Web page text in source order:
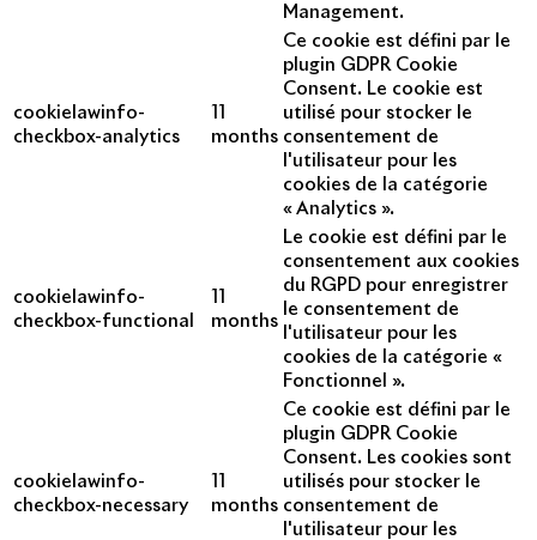
Management.
cookielawinfo-
checkbox-analytics
months
Ce cookie est défini par le
plugin GDPR Cookie
Consent. Le cookie est
utilisé pour stocker le
consentement de
l'utilisateur pour les
cookies de la catégorie
« Analytics ».
cookielawinfo-
checkbox-functional
months
Le cookie est défini par le
consentement aux cookies
du RGPD pour enregistrer
le consentement de
l'utilisateur pour les
cookies de la catégorie «
Fonctionnel ».
cookielawinfo-
checkbox-necessary
months
Ce cookie est défini par le
plugin GDPR Cookie
Consent. Les cookies sont
utilisés pour stocker le
consentement de
l'utilisateur pour les